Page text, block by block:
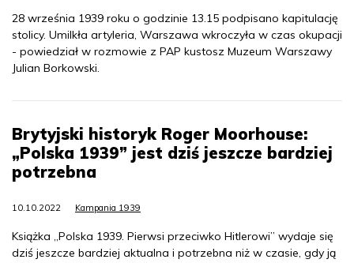
28 września 1939 roku o godzinie 13.15 podpisano kapitulację
stolicy. Umilkła artyleria, Warszawa wkroczyła w czas okupacji
- powiedział w rozmowie z PAP kustosz Muzeum Warszawy
Julian Borkowski.
Brytyjski historyk Roger Moorhouse:
„Polska 1939” jest dziś jeszcze bardziej
potrzebna
10.10.2022 Kampania 1939
Książka „Polska 1939. Pierwsi przeciwko Hitlerowi” wydaje się
dziś jeszcze bardziej aktualna i potrzebna niż w czasie, gdy ją